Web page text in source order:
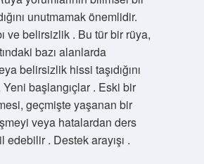
unutmamak önemlidir.
ve belirsizlik . Bu tür bir rüya,
bazı alanlarda
belirsizlik hissi taşıdığını
başlangıçlar . Eski bir
geçmişte yaşanan bir
veya hatalardan ders
edebilir . Destek arayışı .